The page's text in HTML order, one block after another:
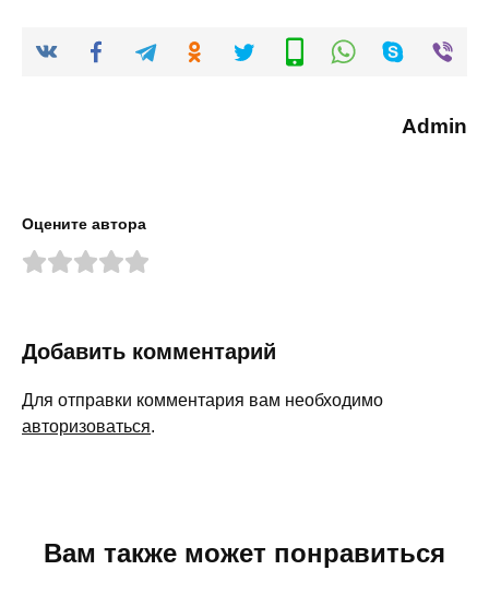
Admin
Оцените автора
Добавить комментарий
Для отправки комментария вам необходимо
авторизоваться.
Вам также может понравиться